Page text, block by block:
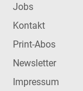
Jobs
Kontakt
Print-Abos
Newsletter
Impressum